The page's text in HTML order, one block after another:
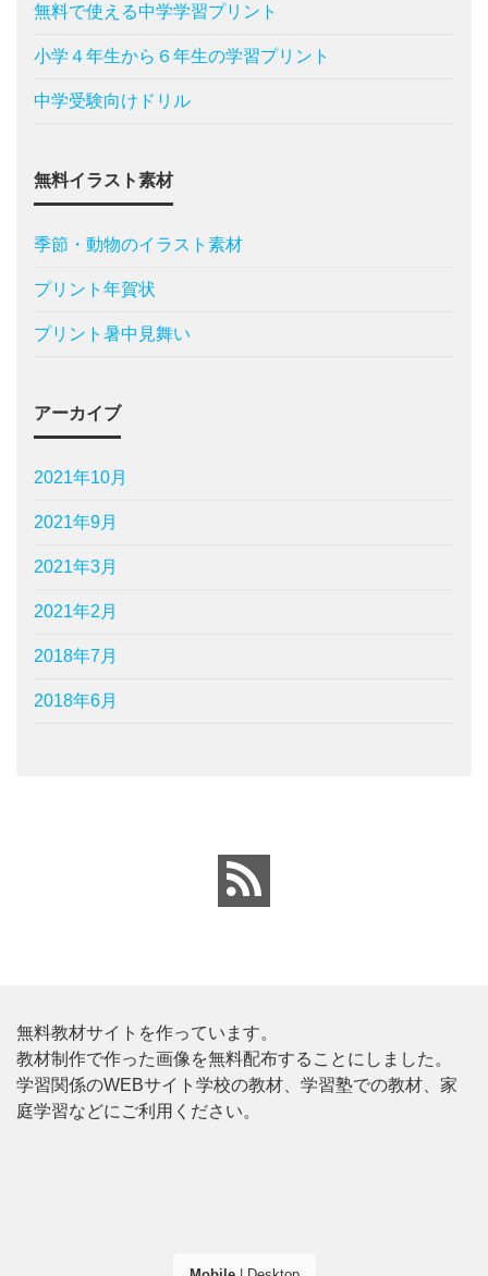
無料で使える中学学習プリント
小学４年生から６年生の学習プリント
中学受験向けドリル
無料イラスト素材
季節・動物のイラスト素材
プリント年賀状
プリント暑中見舞い
アーカイブ
2021年10月
2021年9月
2021年3月
2021年2月
2018年7月
2018年6月
無料教材サイトを作っています。
教材制作で作った画像を無料配布することにしました。
学習関係のWEBサイト学校の教材、学習塾での教材、家
庭学習などにご利用ください。